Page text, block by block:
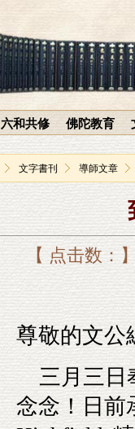
六和共修 佛陀教育
文字書刊 導師文章
【 点击数：
尊敬的文公
三月三日
念念！日前